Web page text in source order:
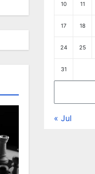
10 11
17 18
24 25
31
« Jul